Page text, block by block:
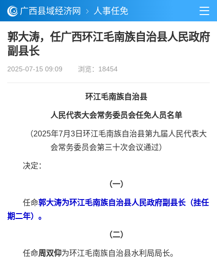
广西县域经济网 人事任免
郭大涛，任广西环江毛南族自治县人民政府
副县长
2025-07-15 09:09 浏览：18454
环江毛南族自治县
人民代表大会常务委员会任免人员名单
（2025年7月3日环江毛南族自治县第九届人民代表大
会常务委员会第三十次会议通过）
决定：
（一）
任命郭大涛为环江毛南族自治县人民政府副县长（挂任
期二年）。
（二）
任命周双仰为环江毛南族自治县水利局局长。